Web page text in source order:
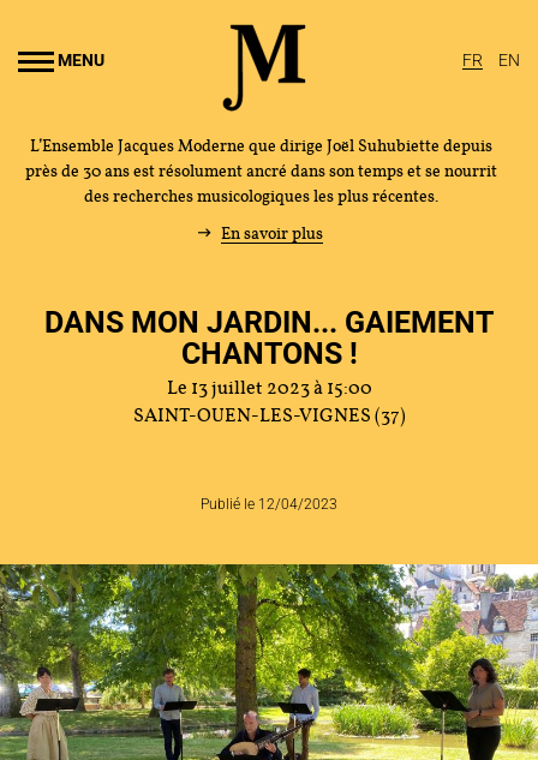
MENU FR EN
L'ENSEMBLE JACQUES MODERNE
JOËL SUHUBIETTE
AGENDA
PROGRAMMES
L’Ensemble Jacques Moderne que dirige Joël Suhubiette depuis
près de 30 ans est résolument ancré dans son temps et se nourrit
des recherches musicologiques les plus récentes.
En savoir plus
DANS MON JARDIN... GAIEMENT
CHANTONS !
Le 13 juillet 2023 à 15:00
SAINT-OUEN-LES-VIGNES (37)
Publié le 12/04/2023